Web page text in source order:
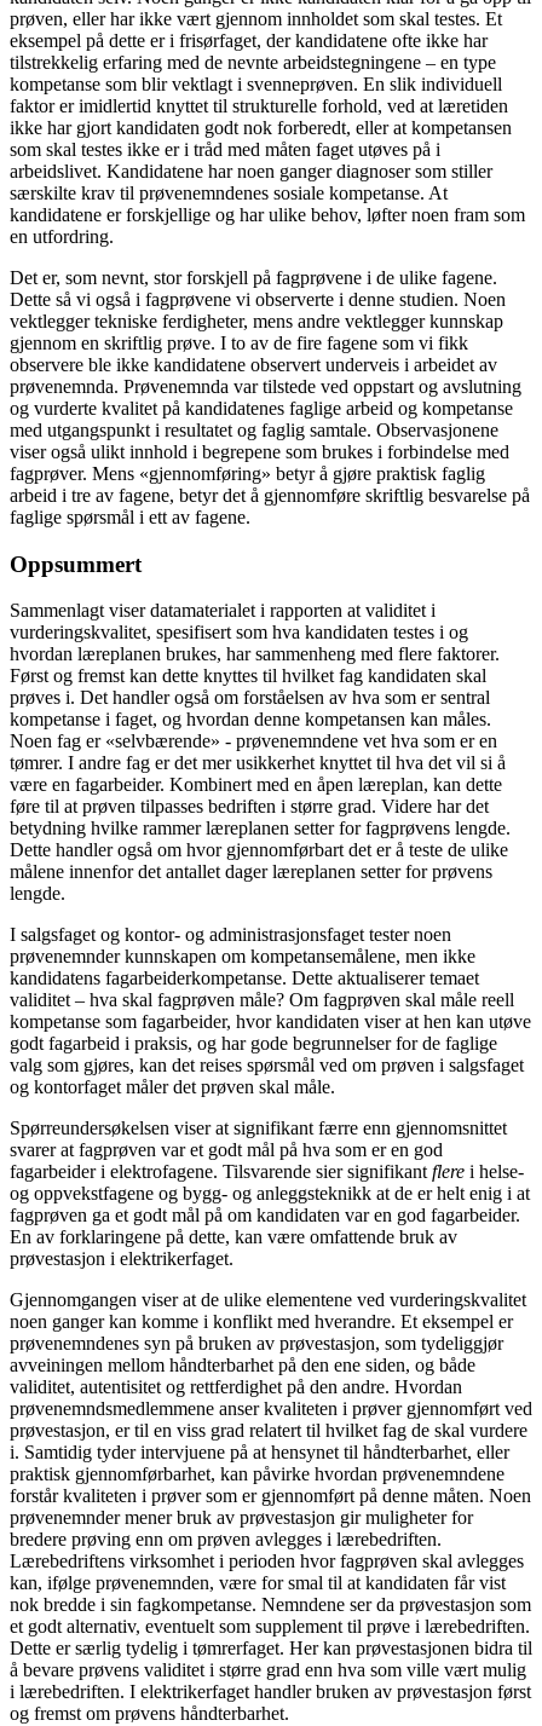
prøven, eller har ikke vært gjennom innholdet som skal testes. Et
eksempel på dette er i frisørfaget, der kandidatene ofte ikke har
tilstrekkelig erfaring med de nevnte arbeidstegningene – en type
kompetanse som blir vektlagt i svenneprøven. En slik individuell
faktor er imidlertid knyttet til strukturelle forhold, ved at læretiden
ikke har gjort kandidaten godt nok forberedt, eller at kompetansen
som skal testes ikke er i tråd med måten faget utøves på i
arbeidslivet. Kandidatene har noen ganger diagnoser som stiller
særskilte krav til prøvenemndenes sosiale kompetanse. At
kandidatene er forskjellige og har ulike behov, løfter noen fram som
en utfordring.
Det er, som nevnt, stor forskjell på fagprøvene i de ulike fagene.
Dette så vi også i fagprøvene vi observerte i denne studien. Noen
vektlegger tekniske ferdigheter, mens andre vektlegger kunnskap
gjennom en skriftlig prøve. I to av de fire fagene som vi fikk
observere ble ikke kandidatene observert underveis i arbeidet av
prøvenemnda. Prøvenemnda var tilstede ved oppstart og avslutning
og vurderte kvalitet på kandidatenes faglige arbeid og kompetanse
med utgangspunkt i resultatet og faglig samtale. Observasjonene
viser også ulikt innhold i begrepene som brukes i forbindelse med
fagprøver. Mens «gjennomføring» betyr å gjøre praktisk faglig
arbeid i tre av fagene, betyr det å gjennomføre skriftlig besvarelse på
faglige spørsmål i ett av fagene.
Oppsummert
Sammenlagt viser datamaterialet i rapporten at validitet i
vurderingskvalitet, spesifisert som hva kandidaten testes i og
hvordan læreplanen brukes, har sammenheng med flere faktorer.
Først og fremst kan dette knyttes til hvilket fag kandidaten skal
prøves i. Det handler også om forståelsen av hva som er sentral
kompetanse i faget, og hvordan denne kompetansen kan måles.
Noen fag er «selvbærende» - prøvenemndene vet hva som er en
tømrer. I andre fag er det mer usikkerhet knyttet til hva det vil si å
være en fagarbeider. Kombinert med en åpen læreplan, kan dette
føre til at prøven tilpasses bedriften i større grad. Videre har det
betydning hvilke rammer læreplanen setter for fagprøvens lengde.
Dette handler også om hvor gjennomførbart det er å teste de ulike
målene innenfor det antallet dager læreplanen setter for prøvens
lengde.
I salgsfaget og kontor- og administrasjonsfaget tester noen
prøvenemnder kunnskapen om kompetansemålene, men ikke
kandidatens fagarbeiderkompetanse. Dette aktualiserer temaet
validitet – hva skal fagprøven måle? Om fagprøven skal måle reell
kompetanse som fagarbeider, hvor kandidaten viser at hen kan utøve
godt fagarbeid i praksis, og har gode begrunnelser for de faglige
valg som gjøres, kan det reises spørsmål ved om prøven i salgsfaget
og kontorfaget måler det prøven skal måle.
Spørreundersøkelsen viser at signifikant færre enn gjennomsnittet
svarer at fagprøven var et godt mål på hva som er en god
fagarbeider i elektrofagene. Tilsvarende sier signifikant flere i helse-
og oppvekstfagene og bygg- og anleggsteknikk at de er helt enig i at
fagprøven ga et godt mål på om kandidaten var en god fagarbeider.
En av forklaringene på dette, kan være omfattende bruk av
prøvestasjon i elektrikerfaget.
Gjennomgangen viser at de ulike elementene ved vurderingskvalitet
noen ganger kan komme i konflikt med hverandre. Et eksempel er
prøvenemndenes syn på bruken av prøvestasjon, som tydeliggjør
avveiningen mellom håndterbarhet på den ene siden, og både
validitet, autentisitet og rettferdighet på den andre. Hvordan
prøvenemndsmedlemmene anser kvaliteten i prøver gjennomført ved
prøvestasjon, er til en viss grad relatert til hvilket fag de skal vurdere
i. Samtidig tyder intervjuene på at hensynet til håndterbarhet, eller
praktisk gjennomførbarhet, kan påvirke hvordan prøvenemndene
forstår kvaliteten i prøver som er gjennomført på denne måten. Noen
prøvenemnder mener bruk av prøvestasjon gir muligheter for
bredere prøving enn om prøven avlegges i lærebedriften.
Lærebedriftens virksomhet i perioden hvor fagprøven skal avlegges
kan, ifølge prøvenemnden, være for smal til at kandidaten får vist
nok bredde i sin fagkompetanse. Nemndene ser da prøvestasjon som
et godt alternativ, eventuelt som supplement til prøve i lærebedriften.
Dette er særlig tydelig i tømrerfaget. Her kan prøvestasjonen bidra til
å bevare prøvens validitet i større grad enn hva som ville vært mulig
i lærebedriften. I elektrikerfaget handler bruken av prøvestasjon først
og fremst om prøvens håndterbarhet.